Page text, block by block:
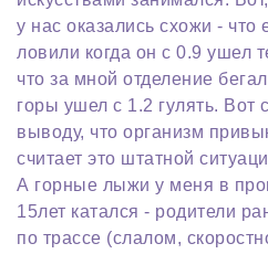
у нас оказались схожи - что
ловили когда он с 0.9 ушел
что за мной отделение
горы ушел с 1.2 гулять. Вот
выводу, что организм
считает это штатной
А горные лыжи у меня в
15лет катался - родители
по трассе (слалом,